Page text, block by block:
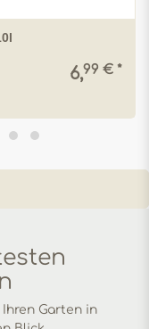
6,99 € *
Garten in